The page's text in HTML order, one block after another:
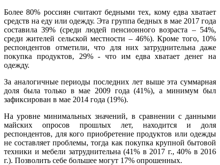
Более 80% россиян считают бедными тех, кому едва хватает
средств на еду или одежду. Эта группа бедных в мае 2017 года
составила 39% (среди людей пенсионного возраста – 54%,
среди жителей сельской местности – 46%). Кроме того, 10%
респондентов отметили, что для них затруднительна даже
покупка продуктов, 29% - что им едва хватает денег на
одежду.
За аналогичные периоды последних лет выше эта суммарная
доля была только в мае 2009 года (41%), а минимум был
зафиксирован в мае 2014 года (19%).
На уровне минимальных значений, в сравнении с данными
майских опросов прошлых лет, находится и доля
респондентов, для кого приобретение продуктов или одежды
не составляет проблемы, тогда как покупка крупной бытовой
техники и мебели затруднительна (41% в 2017 г., 40% в 2016
г.). Позволить себе большее могут 17% опрошенных.